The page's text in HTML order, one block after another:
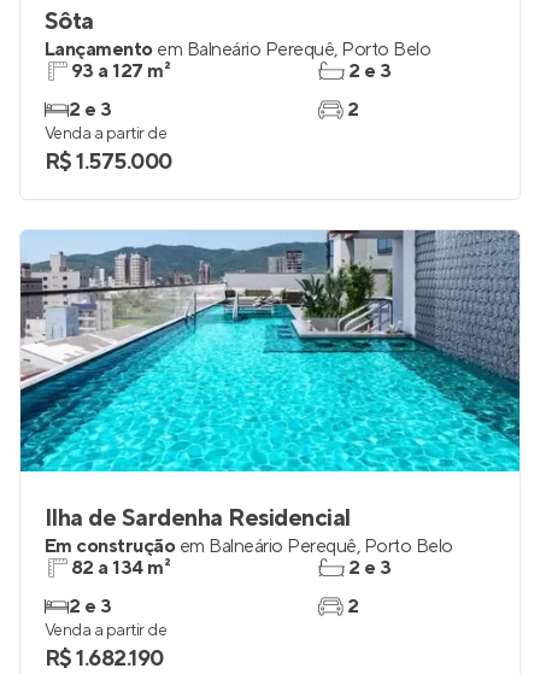
Sôta
Lançamento em Balneário Perequê, Porto Belo
93 a 127 m²
2 e 3
2 e 3
2
Venda a partir de
R$ 1.575.000
Ilha de Sardenha Residencial
Em construção em Balneário Perequê, Porto Belo
82 a 134 m²
2 e 3
2 e 3
2
Venda a partir de
R$ 1.682.190